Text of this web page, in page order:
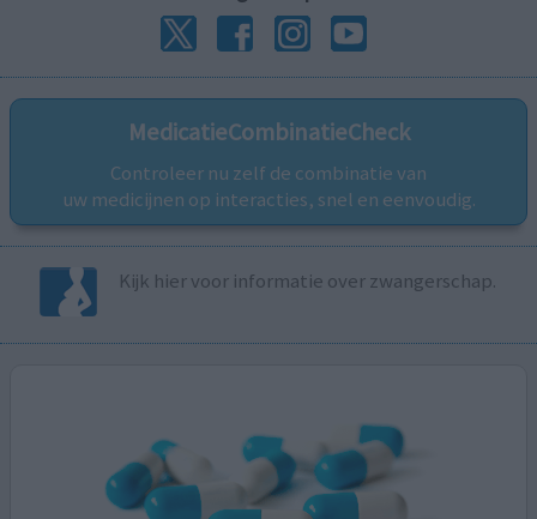
MedicatieCombinatieCheck
Controleer nu zelf de combinatie van
uw medicijnen op interacties, snel en eenvoudig.
Kijk hier voor informatie over zwangerschap.